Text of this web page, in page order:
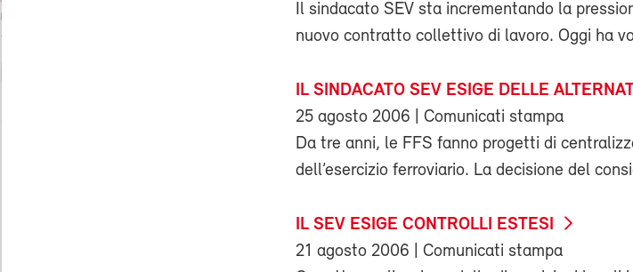
Il sindacato SEV sta incrementando la
nuovo contratto collettivo di lavoro. Oggi ha
IL SINDACATO SEV ESIGE DELLE
25 agosto 2006 | Comunicati stampa
Da tre anni, le FFS fanno progetti di
dell’esercizio ferroviario. La decisione del
IL SEV ESIGE CONTROLLI ESTESI
21 agosto 2006 | Comunicati stampa